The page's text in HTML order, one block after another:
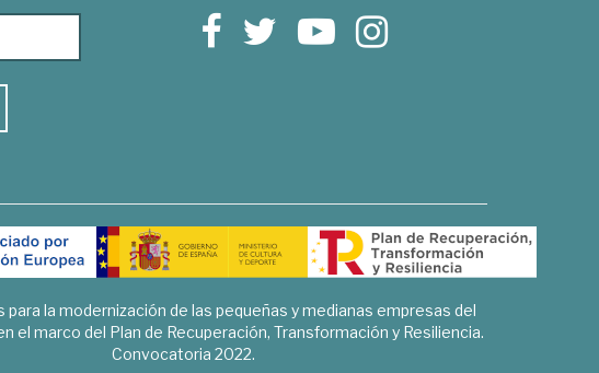
para la modernización de las pequeñas y medianas empresas del
el marco del Plan de Recuperación, Transformación y Resiliencia.
Convocatoria 2022.